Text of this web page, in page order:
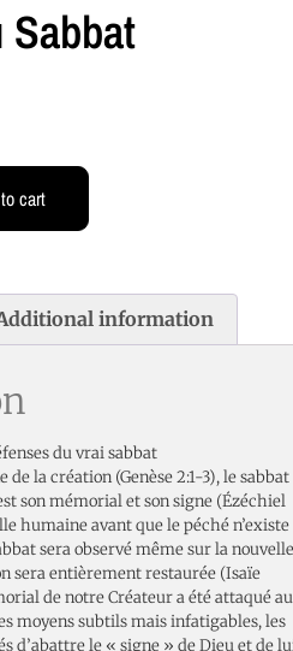
cart
information
du vrai sabbat
de la création (Genèse 2:1-3), le sabbat
son mémorial et son signe (Ézéchiel
humaine avant que le péché n’existe
sera observé même sur la nouvelle
sera entièrement restaurée (Isaïe
de notre Créateur a été attaqué au
moyens subtils mais infatigables, les
d’abattre le « signe » de Dieu et de